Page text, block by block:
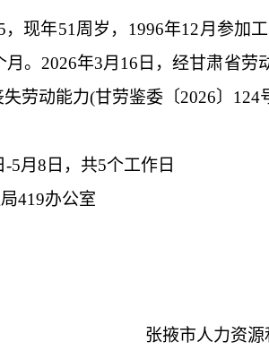
，现年51 周岁， 1996年12月参加
月。 2026年3月 16 日，经甘肃省劳
劳动能力(甘劳鉴委〔2026〕 124
-5月8 日， 共5个工作日
419办公室
市人力资